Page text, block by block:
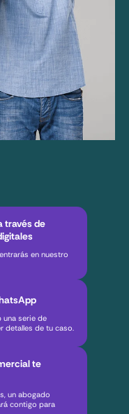
través de
en nuestro
una serie de
detalles de tu caso.
te
un abogado
contigo para